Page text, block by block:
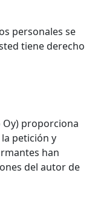
personales se
tiene derecho
Oy) proporciona
petición y
han
del autor de